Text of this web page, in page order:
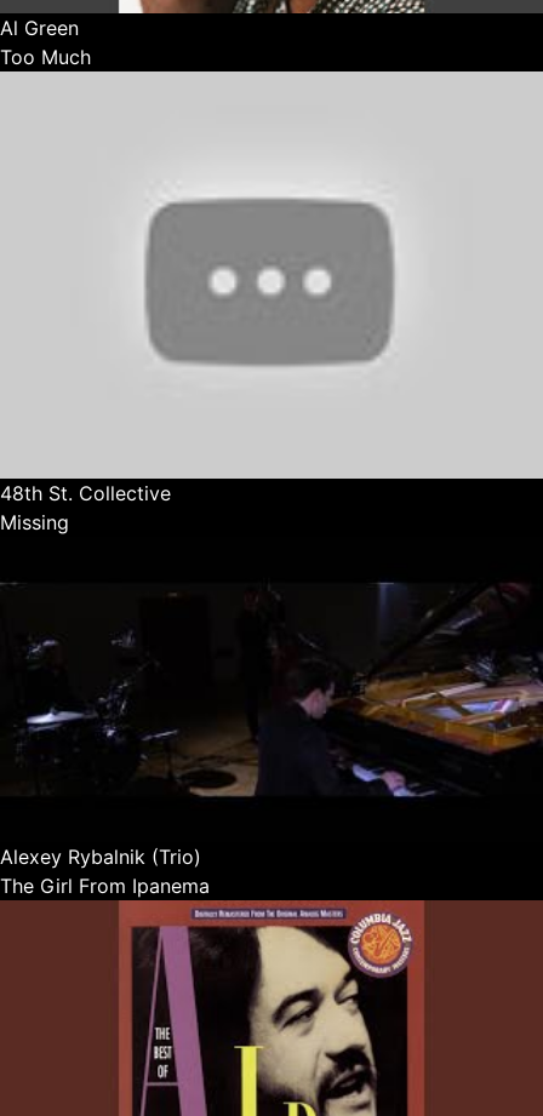
Al Green
Too Much
48th St. Collective
Missing
Alexey Rybalnik (Trio)
The Girl From Ipanema